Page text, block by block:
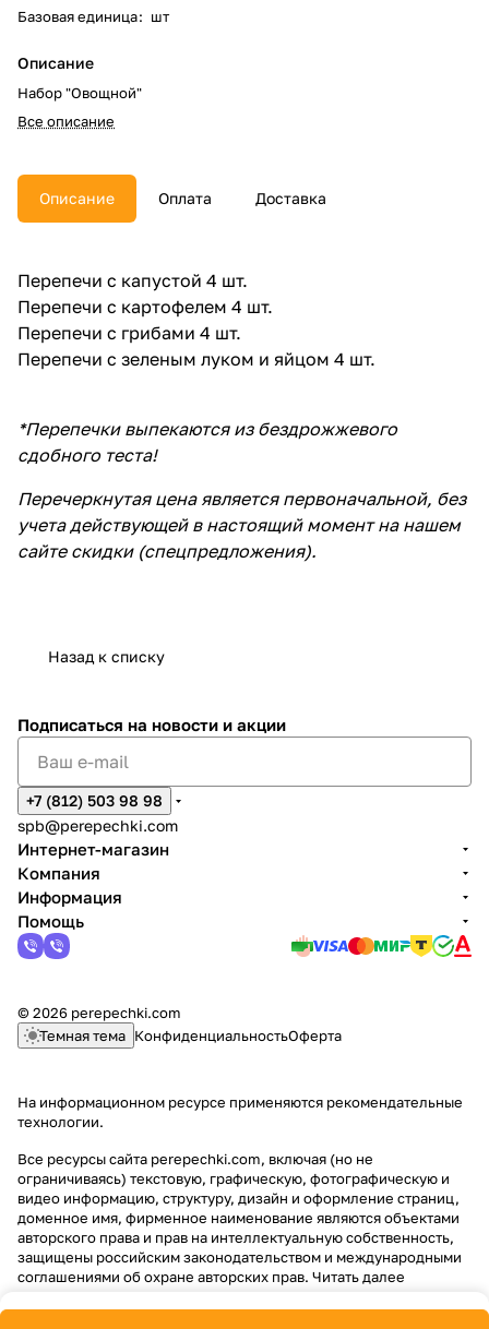
Базовая единица: шт
Описание
Набор "Овощной"
Все описание
Описание Оплата Доставка
Перепечи с капустой 4 шт.
Перепечи с картофелем 4 шт.
Перепечи с грибами 4 шт.
Перепечи с зеленым луком и яйцом 4 шт.
*Перепечки выпекаются из бездрожжевого
сдобного теста!
Перечеркнутая цена является первоначальной, без
учета действующей в настоящий момент на нашем
сайте скидки (спецпредложения).
Назад к списку
Подписаться на новости и акции
+7 (812) 503 98 98
spb@perepechki.com
Интернет-магазин
Компания
Информация
Помощь
© 2026 perepechki.com
Темная тема КонфиденциальностьОферта
На информационном ресурсе применяются рекомендательные
технологии.
Все ресурсы сайта perepechki.com, включая (но не
ограничиваясь) текстовую, графическую, фотографическую и
видео информацию, структуру, дизайн и оформление страниц,
доменное имя, фирменное наименование являются объектами
авторского права и прав на интеллектуальную собственность,
защищены российским законодательством и международными
соглашениями об охране авторских прав. Читать далее